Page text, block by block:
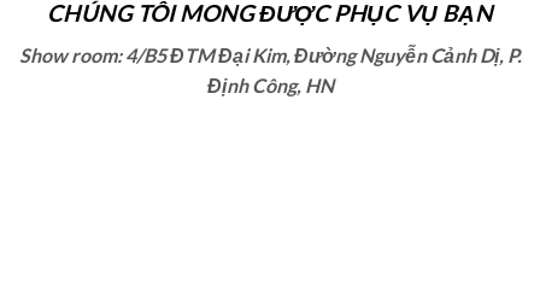
CHÚNG TÔI MONG ĐƯỢC PHỤC VỤ BẠN
Show room: 4/B5 ĐTM Đại Kim, Đường Nguyễn Cảnh Dị, P.
Định Công, HN